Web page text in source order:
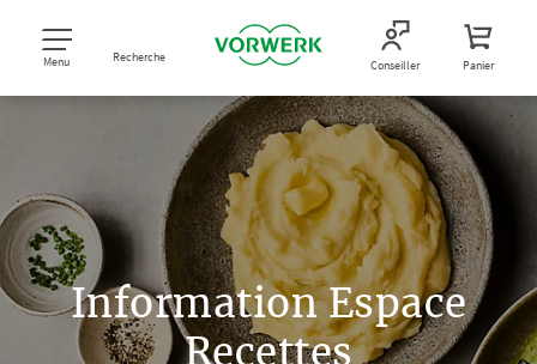
Menu Recherche Conseiller Panier
Information Espace
Recettes